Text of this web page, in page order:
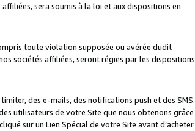
sera soumis à la loi et aux dispositions en
toute violation supposée ou avérée dudit
sociétés affiliées, seront régies par les dispositions
des e-mails, des notifications push et des SMS.
utilisateurs de votre Site que nous obtenons grâce
sur un Lien Spécial de votre Site avant d’acheter